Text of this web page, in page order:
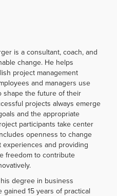
is a consultant, coach, and
change. He helps
project management
and managers use
shape the future of their
projects always emerge
and the appropriate
participants take center
openness to change
experiences and providing
freedom to contribute
degree in business
gained 15 years of practical